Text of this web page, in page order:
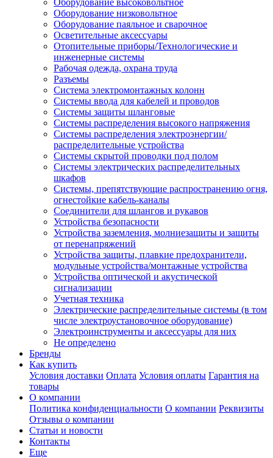
Оборудование высоковольтное
Оборудование низковольтное
Оборудование паяльное и сварочное
Осветительные аксессуары
Отопительные приборы/Технологические и
инженерные системы
Рабочая одежда, охрана труда
Разъемы
Система электромонтажных колонн
Системы ввода для кабелей и проводов
Системы защиты шланговые
Системы распределения высокого напряжения
Системы распределения электроэнергии/
распределительные устройства
Системы скрытой проводки под полом
Системы электрических распределительных
шкафов
Системы, препятствующие распространению огня,
огнестойкие кабель-каналы
Соединители для шлангов и рукавов
Устройства безопасности
Устройства заземления, молниезащиты и защиты
от перенапряжений
Устройства защиты, плавкие предохранители,
модульные устройства/монтажные устройства
Устройства оптической и акустической
сигнализации
Учетная техника
Электрические распределительные системы (в том
числе электроустановочное оборудование)
Электроинструменты и аксессуары для них
Не определено
Бренды
Как купить
Условия доставки Оплата Условия оплаты Гарантия на
товары
О компании
Политика конфиденциальности О компании Реквизиты
Отзывы о компании
Статьи и новости
Контакты
Еще